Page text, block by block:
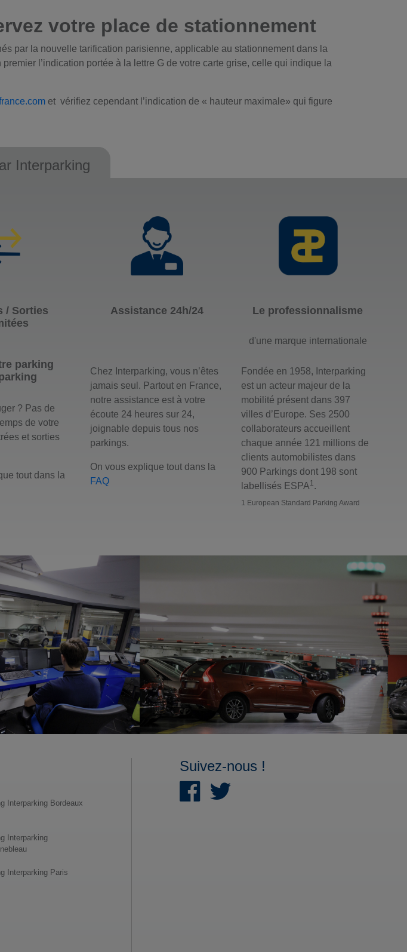
votre place de stationnement
par la nouvelle tarification parisienne, applicable au stationnement dans la
l’indication portée à la lettre G de votre carte grise, celle qui indique la
et vérifiez cependant l’indication de « hauteur maximale» qui figure
Interparking
/ Sorties
parking
? Pas de
de votre
et sorties
tout dans la
Assistance 24h/24
Chez Interparking, vous n’êtes
jamais seul. Partout en France,
notre assistance est à votre
écoute 24 heures sur 24,
joignable depuis tous nos
parkings.
On vous explique tout dans la
FAQ
Le professionnalisme
d'une marque internationale
Fondée en 1958, Interparking
est un acteur majeur de la
mobilité présent dans 397
villes d’Europe. Ses 2500
collaborateurs accueillent
chaque année 121 millions de
clients automobilistes dans
900 Parkings dont 198 sont
labellisés ESPA1.
1 European Standard Parking Award
Interparking Bordeaux
Interparking
Interparking Paris
Suivez-nous !